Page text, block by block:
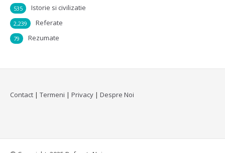
Istorie si civilizatie
535
Referate
2,239
Rezumate
79
Contact | Termeni | Privacy | Despre Noi